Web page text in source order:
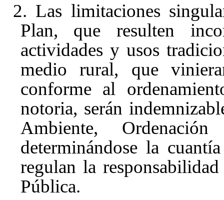
2. Las limitaciones
Plan, que resulten
actividades y usos
medio rural, que
conforme al
notoria, serán
Ambiente,
determinándose la
regulan la
Pública.